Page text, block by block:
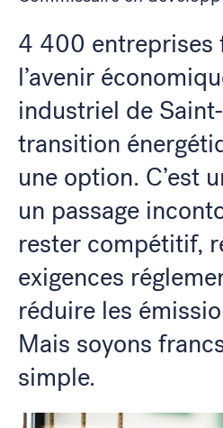
4 400 entreprises
l’avenir
industriel de
transition
une option. C’est
un passage
rester compétitif,
exigences
réduire les
Mais soyons
simple.